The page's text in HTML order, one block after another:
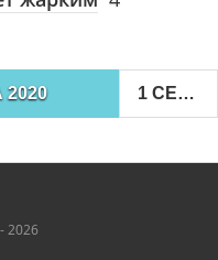
2020 1 СЕНТЯБРЯ 2020
2026